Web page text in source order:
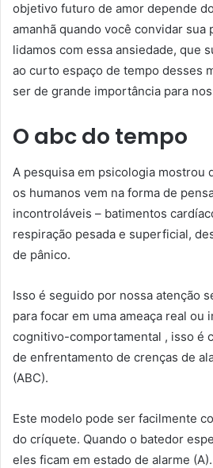
objetivo futuro de amor depende
amanhã quando você convidar sua
lidamos com essa ansiedade, que
ao curto espaço de tempo desses
ser de grande importância para
O abc do tempo
A pesquisa em psicologia mostrou
os humanos vem na forma de
incontroláveis ​​– batimentos
respiração pesada e superficial,
de pânico.
Isso é seguido por nossa atenção
para focar em uma ameaça real ou
cognitivo-comportamental , isso é
de enfrentamento de crenças de
(ABC).
Este modelo pode ser facilmente
do críquete. Quando o batedor
eles ficam em estado de alarme